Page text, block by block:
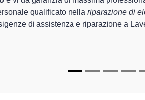
quel che riguarda la sistemazione e la
del corretto funzionamento degli
Samsung specializzatidi Archimede